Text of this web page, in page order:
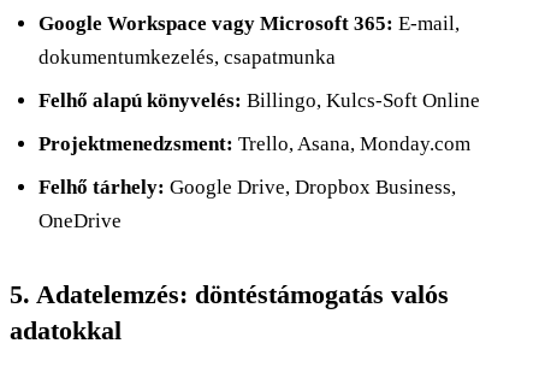
Google Workspace vagy Microsoft 365: E-mail,
dokumentumkezelés, csapatmunka
Felhő alapú könyvelés: Billingo, Kulcs-Soft Online
Projektmenedzsment: Trello, Asana, Monday.com
Felhő tárhely: Google Drive, Dropbox Business,
OneDrive
5. Adatelemzés: döntéstámogatás valós
adatokkal